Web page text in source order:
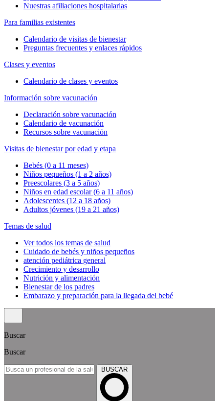
Nuestras afiliaciones hospitalarias
Para familias existentes
Calendario de visitas de bienestar
Preguntas frecuentes y enlaces rápidos
Clases y eventos
Calendario de clases y eventos
Información sobre vacunación
Declaración sobre vacunación
Calendario de vacunación
Recursos sobre vacunación
Visitas de bienestar por edad y etapa
Bebés (0 a 11 meses)
Niños pequeños (1 a 2 años)
Preescolares (3 a 5 años)
Niños en edad escolar (6 a 11 años)
Adolescentes (12 a 18 años)
Adultos jóvenes (19 a 21 años)
Temas de salud
Ver todos los temas de salud
Cuidado de bebés y niños pequeños
atención pediátrica general
Crecimiento y desarrollo
Nutrición y alimentación
Bienestar de los padres
Embarazo y preparación para la llegada del bebé
Buscar
Buscar
BUSCAR